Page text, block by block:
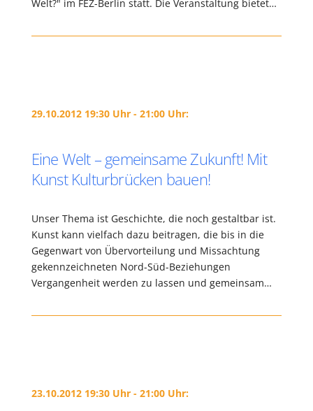
Welt?" im FEZ-Berlin statt. Die Veranstaltung bietet…
29.10.2012 19:30 Uhr - 21:00 Uhr:
Eine Welt – gemeinsame Zukunft! Mit
Kunst Kulturbrücken bauen!
Unser Thema ist Geschichte, die noch gestaltbar ist.
Kunst kann vielfach dazu beitragen, die bis in die
Gegenwart von Übervorteilung und Missachtung
gekennzeichneten Nord-Süd-Beziehungen
Vergangenheit werden zu lassen und gemeinsam…
23.10.2012 19:30 Uhr - 21:00 Uhr: